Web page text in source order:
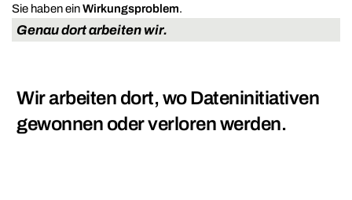
Sie haben einWirkungsproblem.
Genau dort arbeiten wir.
Wir arbeiten dort, wo Dateninitiativen
gewonnen oder verloren werden.